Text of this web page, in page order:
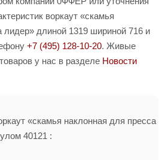
воркаут «скамья
лидер» длиной 1319 шириной 716 и
+7 (495) 128-10-20. Живые
у нас в разделе Новости
«скамья наклонная для пресса
40121 :